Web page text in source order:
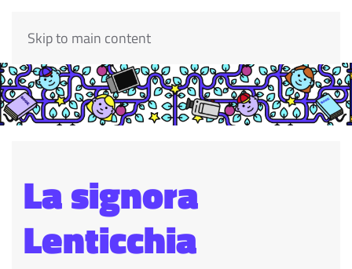
Skip to main content
La signora
Lenticchia